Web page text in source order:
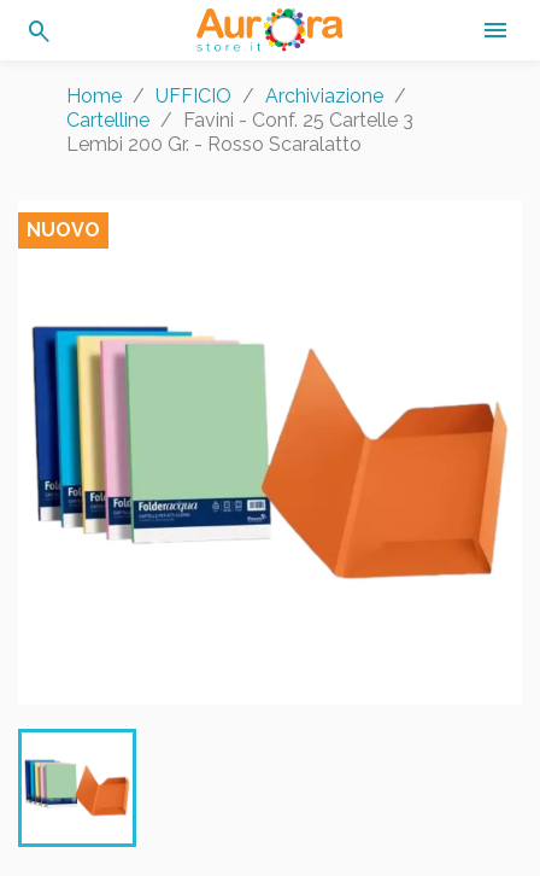
search 
Home UFFICIO
Archiviazione
Cartelline
Favini - Conf. 25 Cartelle 3
Lembi 200 Gr. - Rosso Scaralatto
NUOVO